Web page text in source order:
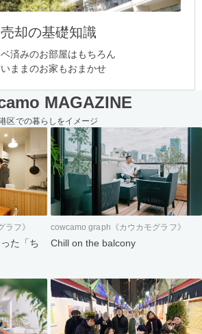
売却の基礎知識
ベ済みのお部屋はもちろん
ままのお家もおまかせ
MAGAZINE
区での暮らしをイメージ
フ》
た「ち
cowcamo graph《カウカモグラフ》
Chill on the balcony